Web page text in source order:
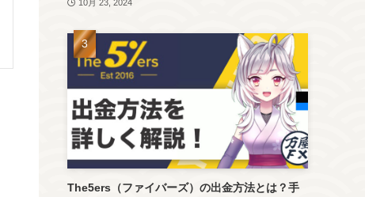
10月 23, 2024
The5ers（ファイバーズ）の出金方法とは？手